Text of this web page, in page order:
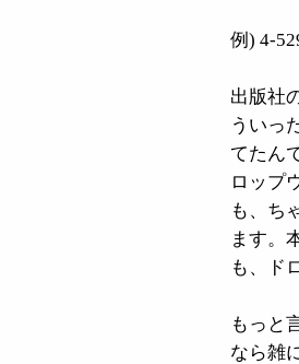
例) 4-
出版社
ういっ
てたん
ロップ
も、ち
ます。
も、ド
もっと
なら雑